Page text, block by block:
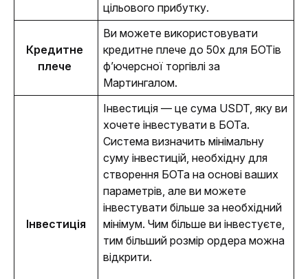
цільового прибутку.
Кредитне
плече
Ви можете використовувати
кредитне плече до 50x для БОТів
ф’ючерсної торгівлі за
Мартингалом.
Інвестиція
Інвестиція — це сума USDT, яку ви
хочете інвестувати в БОТа.
Система визначить мінімальну
суму інвестицій, необхідну для
створення БОТа на основі ваших
параметрів, але ви можете
інвестувати більше за необхідний
мінімум. Чим більше ви інвестуєте,
тим більший розмір ордера можна
відкрити.